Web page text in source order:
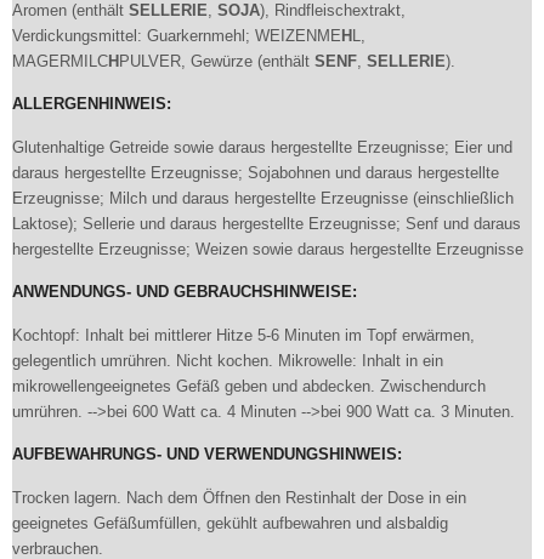
Aromen (enthält SELLERIE, SOJA), Rindfleischextrakt,
Verdickungsmittel: Guarkernmehl; WEIZENME H L,
MAGERMILCH PULVER, Gewürze (enthält SENF, SELLERIE).
ALLERGENHINWEIS:
Glutenhaltige Getreide sowie daraus hergestellte Erzeugnisse; Eier und
daraus hergestellte Erzeugnisse; Sojabohnen und daraus hergestellte
Erzeugnisse; Milch und daraus hergestellte Erzeugnisse (einschließlich
Laktose); Sellerie und daraus hergestellte Erzeugnisse; Senf und daraus
hergestellte Erzeugnisse; Weizen sowie daraus hergestellte Erzeugnisse
ANWENDUNGS- UND GEBRAUCHSHINWEISE:
Kochtopf: Inhalt bei mittlerer Hitze 5-6 Minuten im Topf erwärmen,
gelegentlich umrühren. Nicht kochen. Mikrowelle: Inhalt in ein
mikrowellengeeignetes Gefäß geben und abdecken. Zwischendurch
umrühren. -->bei 600 Watt ca. 4 Minuten -->bei 900 Watt ca. 3 Minuten.
AUFBEWAHRUNGS- UND VERWENDUNGSHINWEIS:
Trocken lagern. Nach dem Öffnen den Restinhalt der Dose in ein
geeignetes Gefäßumfüllen, gekühlt aufbewahren und alsbaldig
verbrauchen.